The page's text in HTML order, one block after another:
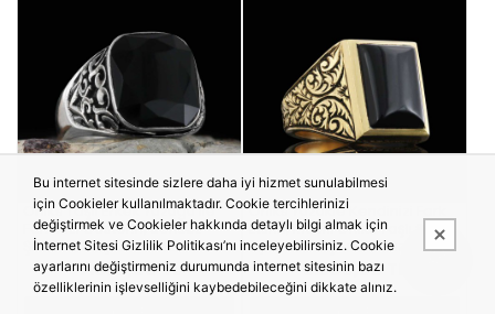
Hızlı Bakış
Oniks Taşlı Erkek Yüzüğü ile
Farkınızı Gösterin, Sonsuz
Şıklık ve Güç Özel Tasarım
Oniks Taşlı Erkek Yüzük, Siyah
Akik Yüzük7.650,00 TL
Hızlı Bakış
Oniks Yüzükle Kendinizi Fark
Ettirin, Motifli Oniks Taşlı 925
Ayar Gümüş Erkek Yüzük,
Siyah Akik Yüzük
8.900,00 TL
Bu internet sitesinde sizlere daha iyi hizmet sunulabilmesi
için Cookieler kullanılmaktadır. Cookie tercihlerinizi
değiştirmek ve Cookieler hakkında detaylı bilgi almak için
İnternet Sitesi Gizlilik Politikası’nı inceleyebilirsiniz. Cookie
ayarlarını değiştirmeniz durumunda internet sitesinin bazı
özelliklerinin işlevselliğini kaybedebileceğini dikkate alınız.